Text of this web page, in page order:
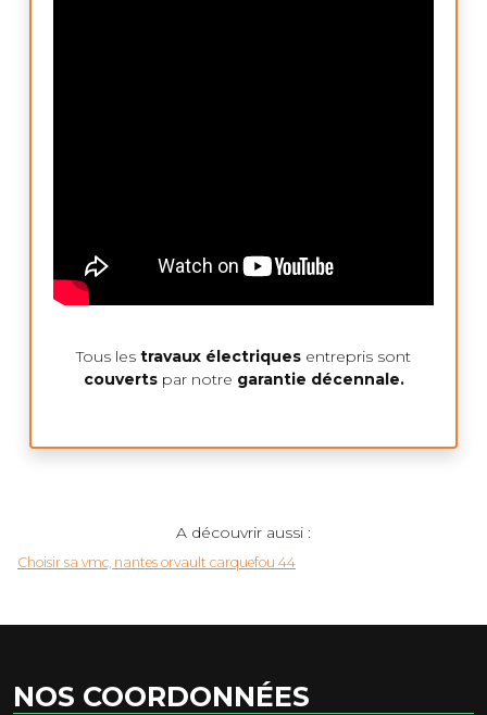
Tous les travaux électriques entrepris sont
couvertspar notre garantie décennale.
A découvrir aussi :
Choisir sa vmc, nantes orvault carquefou 44
NOS COORDONNÉES